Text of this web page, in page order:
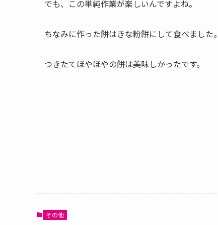
でも、この単純作業が楽しいんですよね。
ちなみに作った餅はきな粉餅にして食べました。
つきたてほやほやの餅は美味しかったです。
その他